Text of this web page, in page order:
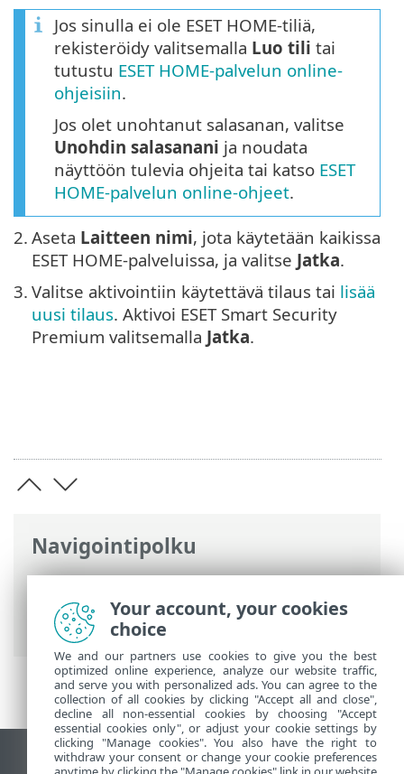
Navigointipolku
ESET-online-ohje>ESET Smart Security
Premium
>Tuoteaktivointi> Käytä ESET
HOME-tiliä
Jos sinulla ei ole ESET HOME-tiliä,
rekisteröidy valitsemalla Luo tili tai
tutustu ESET HOME-palvelun online-
ohjeisiin.
Jos olet unohtanut salasanan, valitse
Unohdin salasanani ja noudata
näyttöön tulevia ohjeita tai katso ESET
HOME-palvelun online-ohjeet.
2. Aseta Laitteen nimi, jota käytetään kaikissa
ESET HOME-palveluissa, ja valitse Jatka.
3. Valitse aktivointiin käytettävä tilaus tai lisää
uusi tilaus. Aktivoi ESET Smart Security
Premium valitsemalla Jatka.
Näytä tietokonesivusto
Your account, your cookies
choice
We and our partners use cookies to give you the best
optimized online experience, analyze our website traffic,
and serve you with personalized ads. You can agree to the
collection of all cookies by clicking "Accept all and close",
decline all non-essential cookies by choosing "Accept
essential cookies only", or adjust your cookie settings by
clicking "Manage cookies". You also have the right to
withdraw your consent or change your cookie preferences